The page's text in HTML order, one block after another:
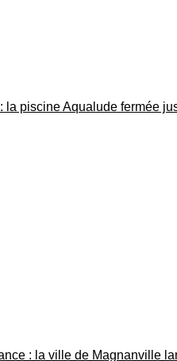
la piscine Aqualude fermée
: la ville de Magnanville